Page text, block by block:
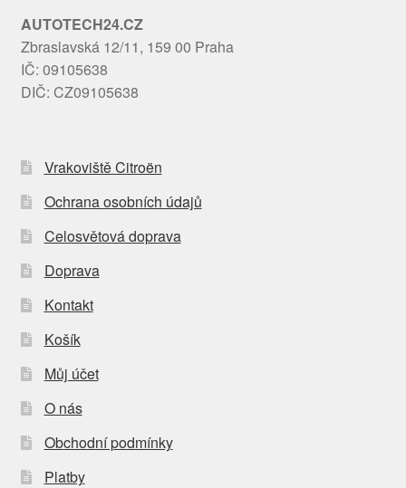
AUTOTECH24.CZ
Zbraslavská 12/11, 159 00 Praha
IČ: 09105638
DIČ: CZ09105638
Vrakoviště Citroën
Ochrana osobních údajů
Celosvětová doprava
Doprava
Kontakt
Košík
Můj účet
O nás
Obchodní podmínky
Platby